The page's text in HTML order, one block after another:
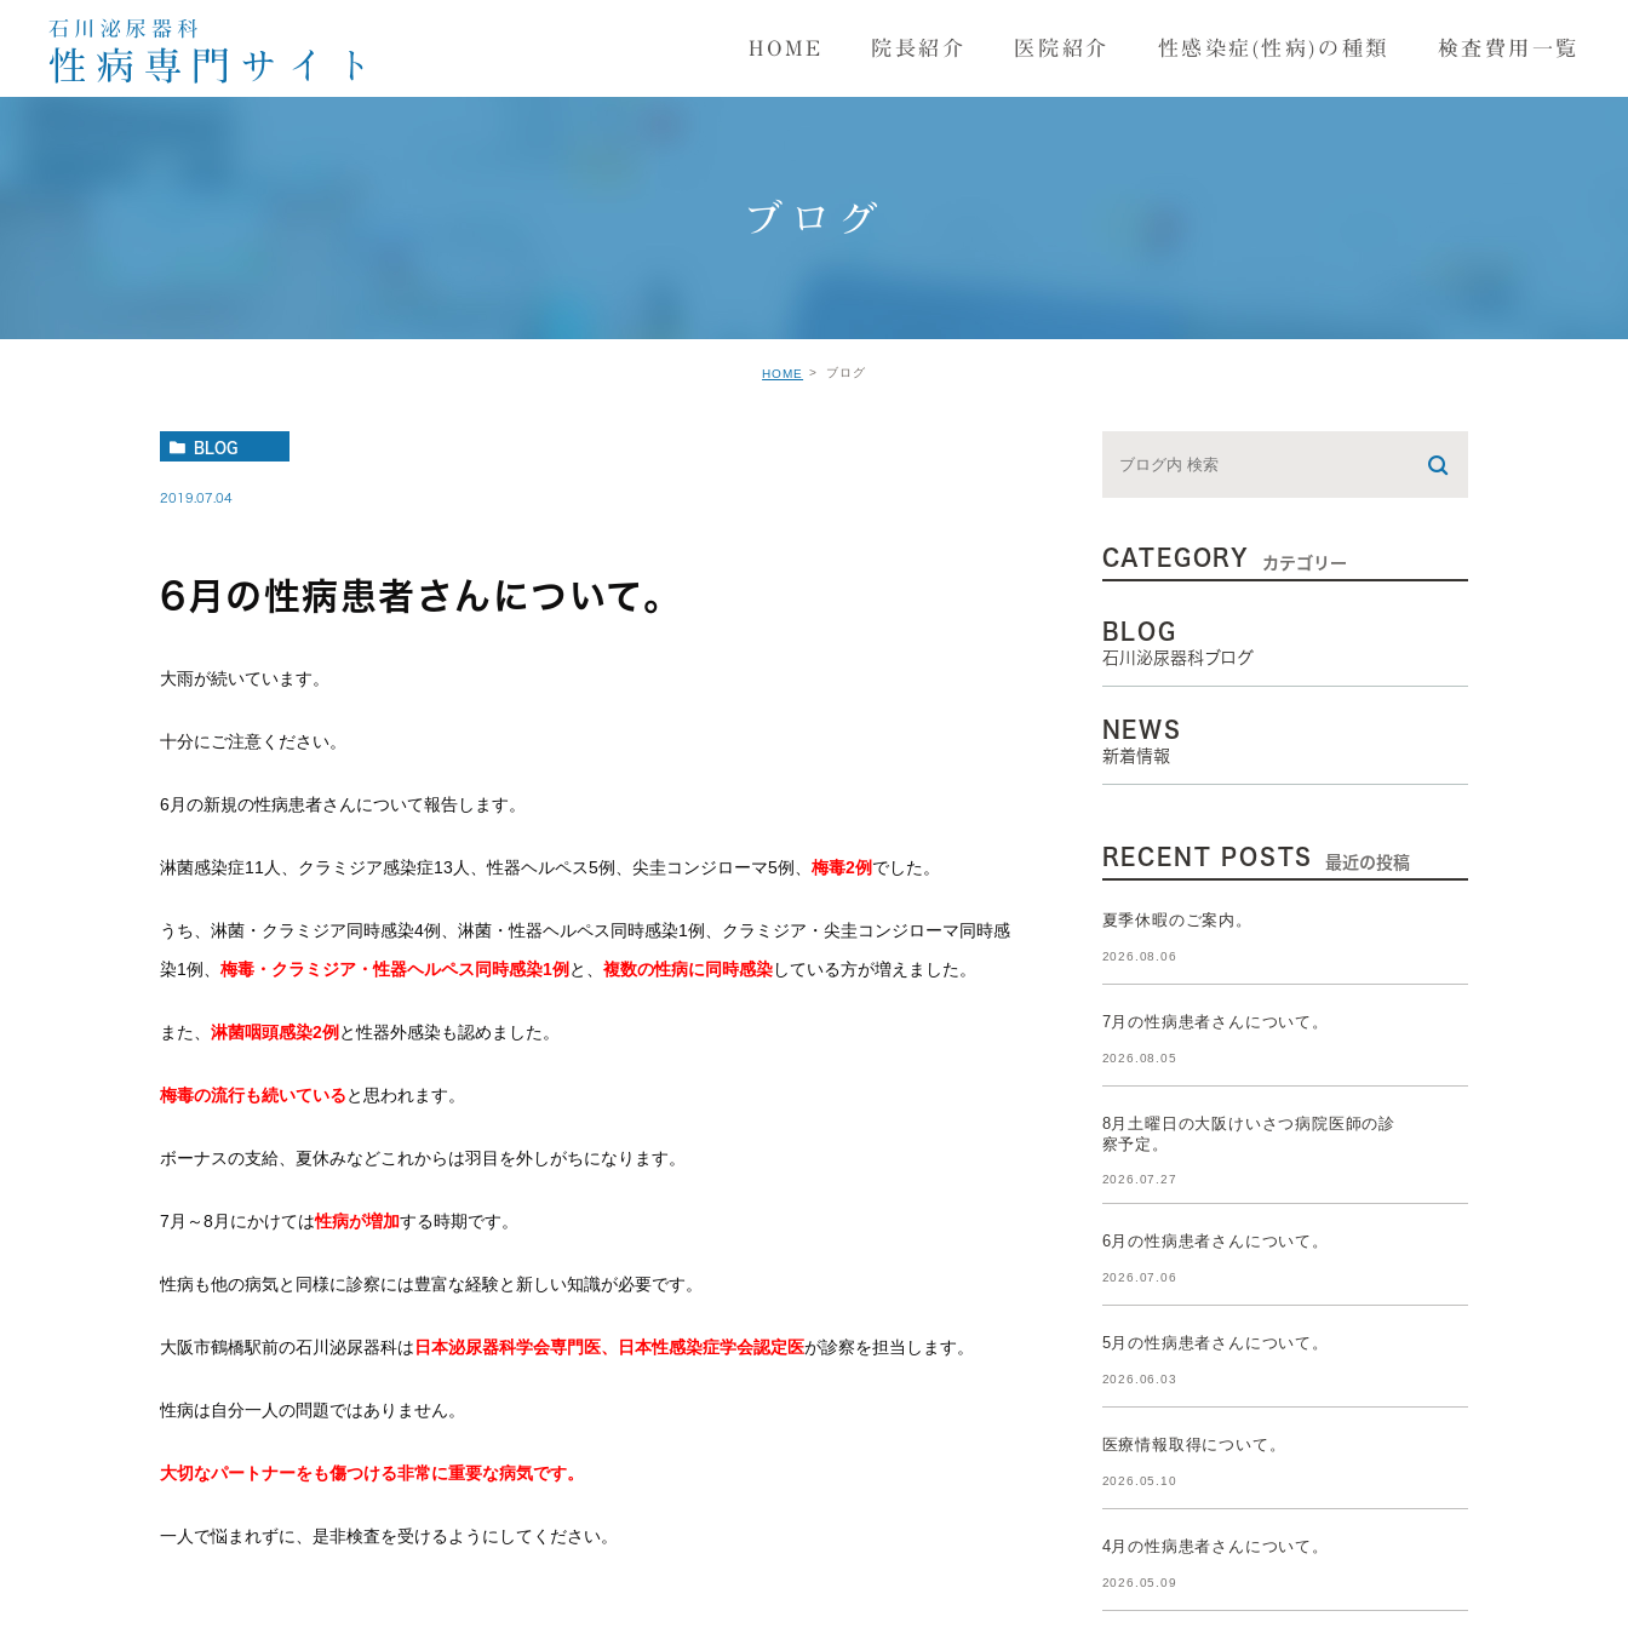
HOME 院長紹介 医院紹介 性感染症(性病)の種類
尖圭コンジローマ
検査費用一覧
ブログ
HOME ブログ
BLOG
2019.07.04
6月の性病患者さんについて。
大雨が続いています。
十分にご注意ください。
6月の新規の性病患者さんについて報告します。
淋菌感染症11人、クラミジア感染症13人、性器ヘルペス5例、尖圭コンジローマ5例、 梅毒2例でした。
うち、淋菌・クラミジア同時感染4例、淋菌・性器ヘルペス同時感染1例、クラミジア・尖圭コンジローマ同時感
染1例、 梅毒・クラミジア・性器ヘルペス同時感染1例 と、 複数の性病に同時感染している方が増えました。
また、 淋菌咽頭感染2例 と性器外感染も認めました。
梅毒の流行も続いていると思われます。
ボーナスの支給、夏休みなどこれからは羽目を外しがちになります。
7月～8月にかけては性病が増加する時期です。
性病も他の病気と同様に診察には豊富な経験と新しい知識が必要です。
大阪市鶴橋駅前の石川泌尿器科は 日本泌尿器科学会専門医、日本性感染症学会認定医が診察を担当します。
性病は自分一人の問題ではありません。
大切なパートナーをも傷つける非常に重要な病気です。
一人で悩まれずに、是非検査を受けるようにしてください。
CATEGORY カテゴリー
BLOG
石川泌尿器科ブログ
NEWS
新着情報
RECENT POSTS 最近の投稿
夏季休暇のご案内。
2026.08.06
7月の性病患者さんについて。
2026.08.05
8月土曜日の大阪けいさつ病院医師の診
察予定。
2026.07.27
6月の性病患者さんについて。
2026.07.06
5月の性病患者さんについて。
2026.06.03
医療情報取得について。
2026.05.10
4月の性病患者さんについて。
2026.05.09